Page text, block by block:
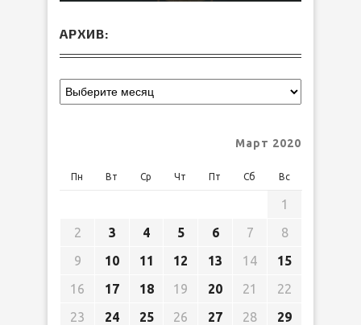
АРХИВ:
Март 2020
Пн Вт Ср Чт Пт Сб Вс
1
2
3 4 5 6 7
8
9
10 11 12 13 14
15
16
17 18 19 20 21
22
23
24 25 26 27 28
29